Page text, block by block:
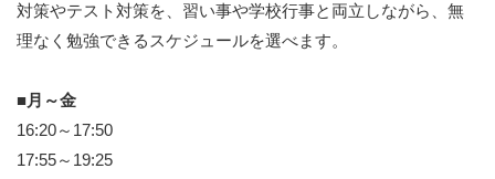
対策やテスト対策を、習い事や学校行事と両立しながら、無
理なく勉強できるスケジュールを選べます。
■月～金
16:20～17:50
17:55～19:25